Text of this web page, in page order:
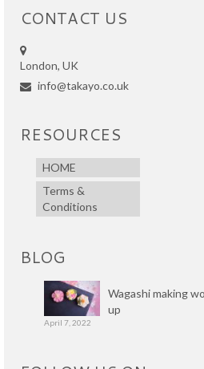
CONTACT US
London, UK
info@takayo.co.uk
RESOURCES
HOME
Terms &
Conditions
BLOG
Wagashi making
up
April 7, 2022